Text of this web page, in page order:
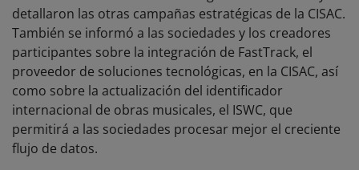
detallaron las otras campañas estratégicas de la CISAC.
También se informó a las sociedades y los creadores
participantes sobre la integración de FastTrack, el
proveedor de soluciones tecnológicas, en la CISAC, así
como sobre la actualización del identificador
internacional de obras musicales, el ISWC, que
permitirá a las sociedades procesar mejor el creciente
flujo de datos.